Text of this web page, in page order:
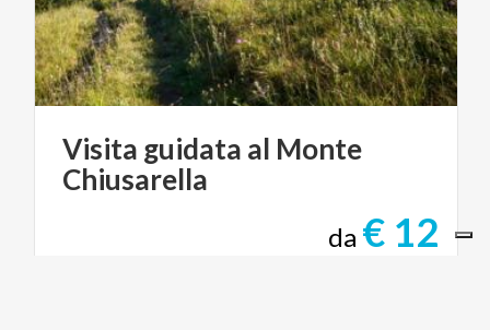
Visita guidata al Monte
Chiusarella
da € 12